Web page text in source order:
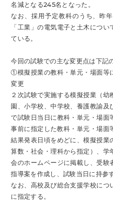
名減となる245名となった。
なお、採用予定教科のうち、昨
「工業」の電気電子と土木につ
ている。
今回の試験での主な変更点は下記
①模擬授業の教科・単元・場面等
変更
２次試験で実施する模擬授業（
園、小学校、中学校、養護教諭及
で試験日当日に教科・単元・場面
事前に指定した教科・単元・場面
結果発表日頃をめどに、模擬授業
算数・社会・理科から指定）、学
会のホームページに掲載し、受験
指導案を作成し、試験当日に持参
なお、高校及び総合支援学校につ
に指定する。